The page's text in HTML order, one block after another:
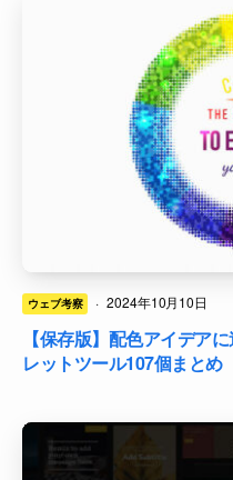
ウェブ考察 · 2024年10月10日
【保存版】配色アイデア
レットツール107個まとめ